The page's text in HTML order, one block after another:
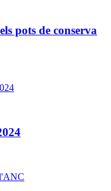
pots de conserva